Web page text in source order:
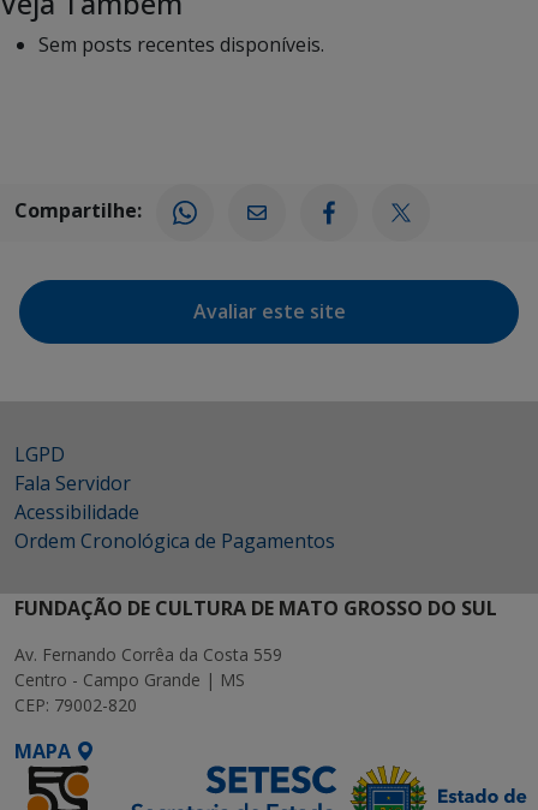
Sem posts recentes disponíveis.
Compartilhe:
Avaliar este site
LGPD
Fala Servidor
Acessibilidade
Ordem Cronológica de Pagamentos
FUNDAÇÃO DE CULTURA DE MATO GROSSO DO SUL
Av. Fernando Corrêa da Costa 559
Centro - Campo Grande | MS
CEP: 79002-820
MAPA